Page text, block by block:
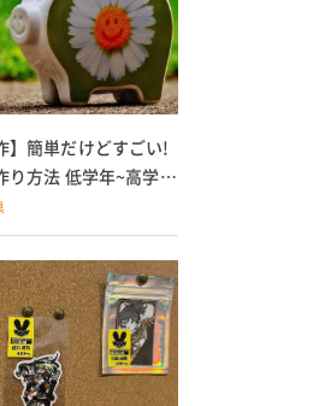
】簡単だけどすごい!
り方法 低学年~高学年